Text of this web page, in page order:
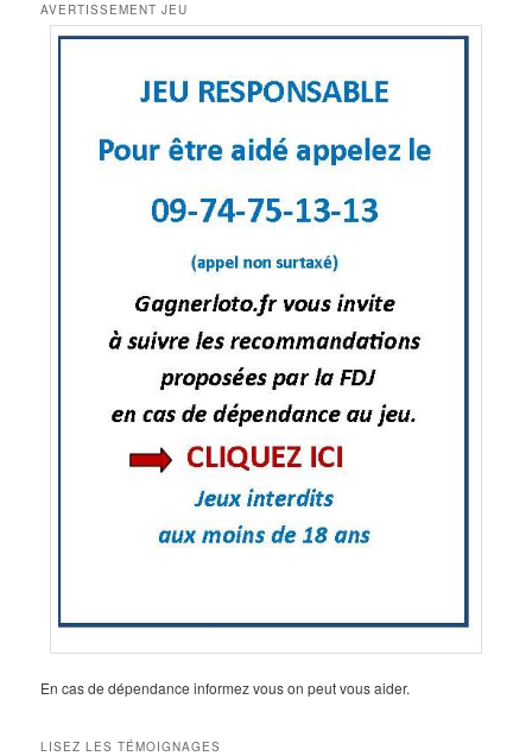
AVERTISSEMENT JEU
En cas de dépendance informez vous on peut vous aider.
LISEZ LES TÉMOIGNAGES